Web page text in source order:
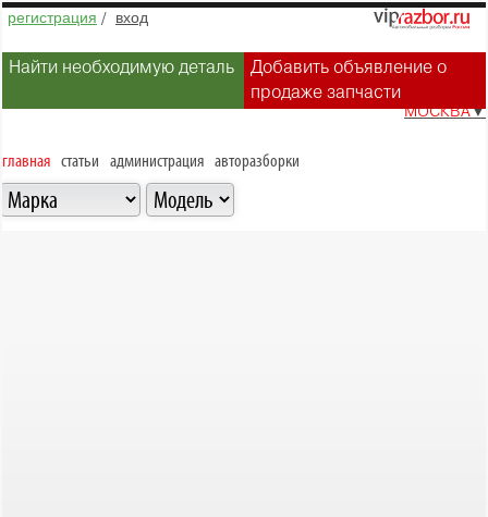
регистрация / вход
Найти необходимую деталь
Добавить объявление о
продаже запчасти
МОСКВА▼
главная статьи администрация авторазборки